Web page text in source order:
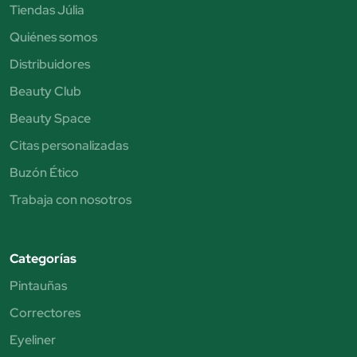
Tiendas Júlia
Quiénes somos
Distribuidores
Beauty Club
Beauty Space
Citas personalizadas
Buzón Ético
Trabaja con nosotros
Categorías
Pintauñas
Correctores
Eyeliner